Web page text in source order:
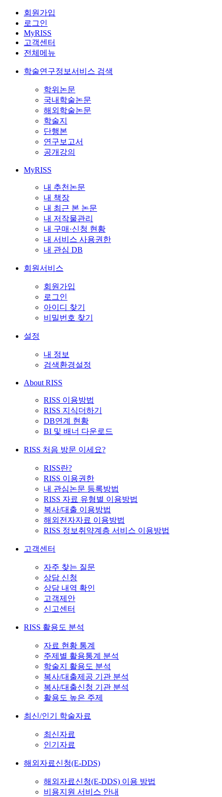
회원가입
로그인
MyRISS
고객센터
전체메뉴
학술연구정보서비스 검색
학위논문
국내학술논문
해외학술논문
학술지
단행본
연구보고서
공개강의
MyRISS
내 추천논문
내 책장
내 최근 본 논문
내 저작물관리
내 구매·신청 현황
내 서비스 사용권한
내 관심 DB
회원서비스
회원가입
로그인
아이디 찾기
비밀번호 찾기
설정
내 정보
검색환경설정
About RISS
RISS 이용방법
RISS 지식더하기
DB연계 현황
BI 및 배너 다운로드
RISS 처음 방문 이세요?
RISS란?
RISS 이용권한
내 관심논문 등록방법
RISS 자료 유형별 이용방법
복사/대출 이용방법
해외전자자료 이용방법
RISS 정보취약계층 서비스 이용방법
고객센터
자주 찾는 질문
상담 신청
상담 내역 확인
고객제안
신고센터
RISS 활용도 분석
자료 현황 통계
주제별 활용통계 분석
학술지 활용도 분석
복사/대출제공 기관 분석
복사/대출신청 기관 분석
활용도 높은 주제
최신/인기 학술자료
최신자료
인기자료
해외자료신청(E-DDS)
해외자료신청(E-DDS) 이용 방법
비용지원 서비스 안내